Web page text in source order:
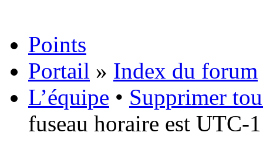
Points
Portail » Index du forum
L’équipe • Supprimer
fuseau horaire est UTC-